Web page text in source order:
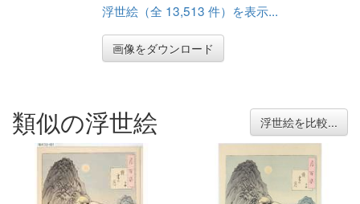
浮世絵（全 13,513 件）を表示...
画像をダウンロード
類似の浮世絵 浮世絵を比較...